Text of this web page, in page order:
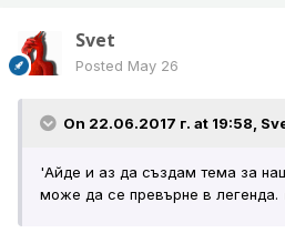
Svet
Posted May 26
On 22.06.2017 г. at 19:58,
'Айде и аз да създам тема за
може да се превърне в легенда.